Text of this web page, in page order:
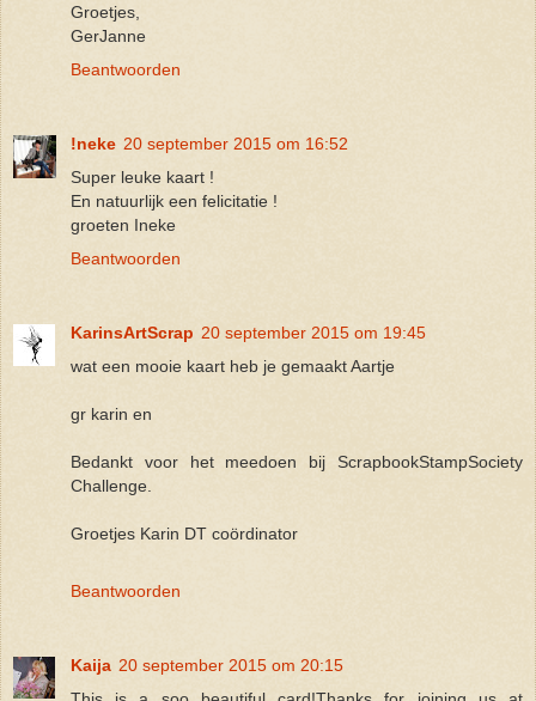
Groetjes,
GerJanne
Beantwoorden
!neke 20 september 2015 om 16:52
Super leuke kaart !
En natuurlijk een felicitatie !
groeten Ineke
Beantwoorden
KarinsArtScrap 20 september 2015 om 19:45
wat een mooie kaart heb je gemaakt Aartje
gr karin en
Bedankt voor het meedoen bij ScrapbookStampSociety
Challenge.
Groetjes Karin DT coördinator
Beantwoorden
Kaija 20 september 2015 om 20:15